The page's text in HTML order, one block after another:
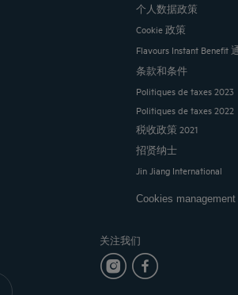
个人数据政策
Cookie 政策
Flavours Instant
条款和条件
Politiques de taxes 2023
Politiques de taxes 2022
税收政策 2021
招贤纳士
Jin Jiang International
Cookies management
关注我们